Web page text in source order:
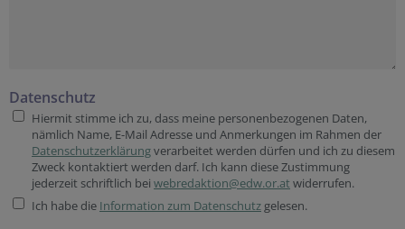
Datenschutz
Hiermit stimme ich zu, dass meine personenbezogenen Daten,
nämlich Name, E-Mail Adresse und Anmerkungen im Rahmen der
Datenschutzerklärungverarbeitet werden dürfen und ich zu diesem
Zweck kontaktiert werden darf. Ich kann diese Zustimmung
jederzeit schriftlich bei webredaktion@edw.or.at widerrufen.
Ich habe die Information zum Datenschutz gelesen.